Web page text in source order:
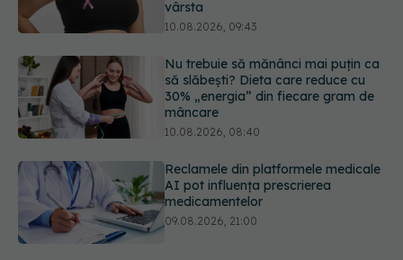
mâncare
Reclamele din platformele medicale
AI pot influența prescrierea
09.08.2026, 21:00
De ce nu trebuie să cureți vinetele.
Ce conține, de fapt, coaja lor
09.08.2026, 20:00